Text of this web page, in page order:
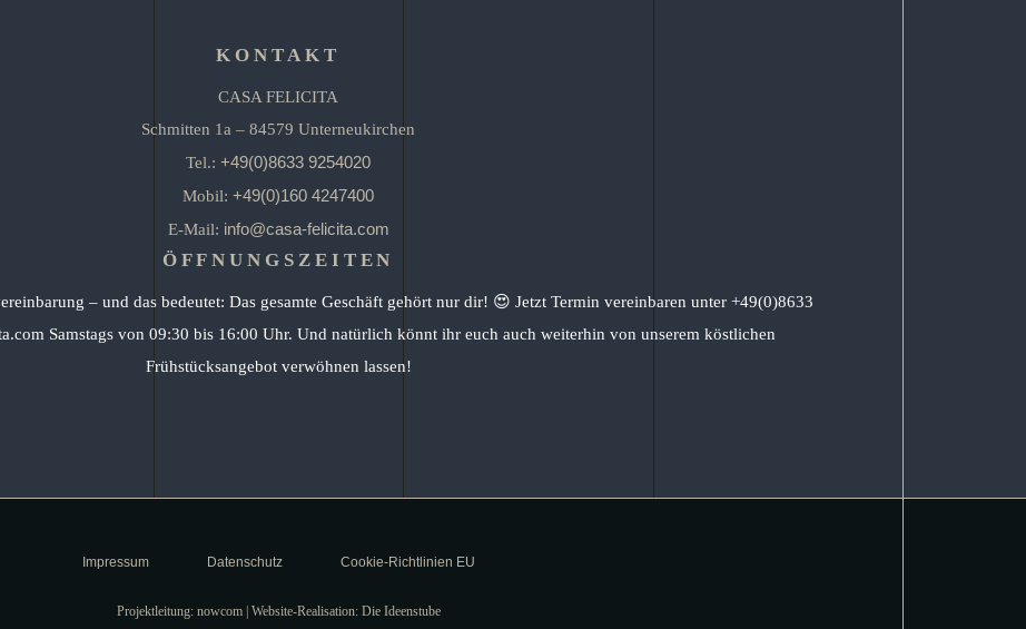
KONTAKT
CASA FELICITA
Schmitten 1a – 84579 Unterneukirchen
Tel.: +49(0)8633 9254020
Mobil: +49(0)160 4247400
E-Mail: info@casa-felicita.com
ÖFFNUNGSZEITEN
– und das bedeutet: Das gesamte Geschäft gehört nur dir! 😍 Jetzt Termin vereinbaren unter +49(0)8633
Samstags von 09:30 bis 16:00 Uhr. Und natürlich könnt ihr euch auch weiterhin von unserem köstlichen
Frühstücksangebot verwöhnen lassen!
Impressum Datenschutz Cookie-Richtlinien EU
Projektleitung: nowcom | Website-Realisation: Die Ideenstube